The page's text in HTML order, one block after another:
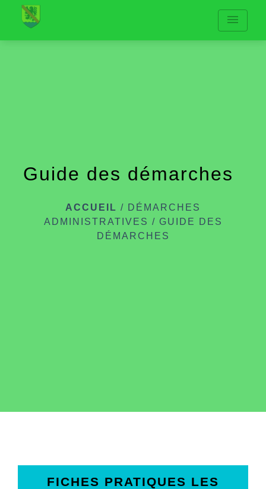
menu
Guide des démarches
ACCUEIL / DÉMARCHES
ADMINISTRATIVES / GUIDE DES
DÉMARCHES
FICHES PRATIQUES LES